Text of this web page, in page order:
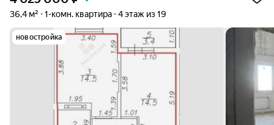
36,4 м² 1-комн. квартира 4 этаж из 19
новостройка